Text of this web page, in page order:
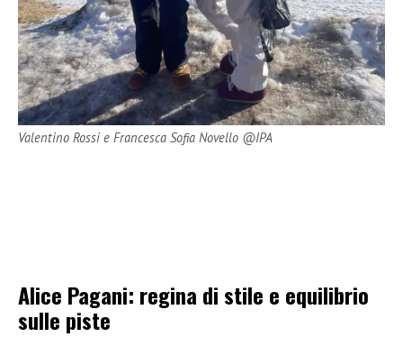
Valentino Rossi e Francesca Sofia Novello @IPA
Alice Pagani: regina di stile e equilibrio
sulle piste